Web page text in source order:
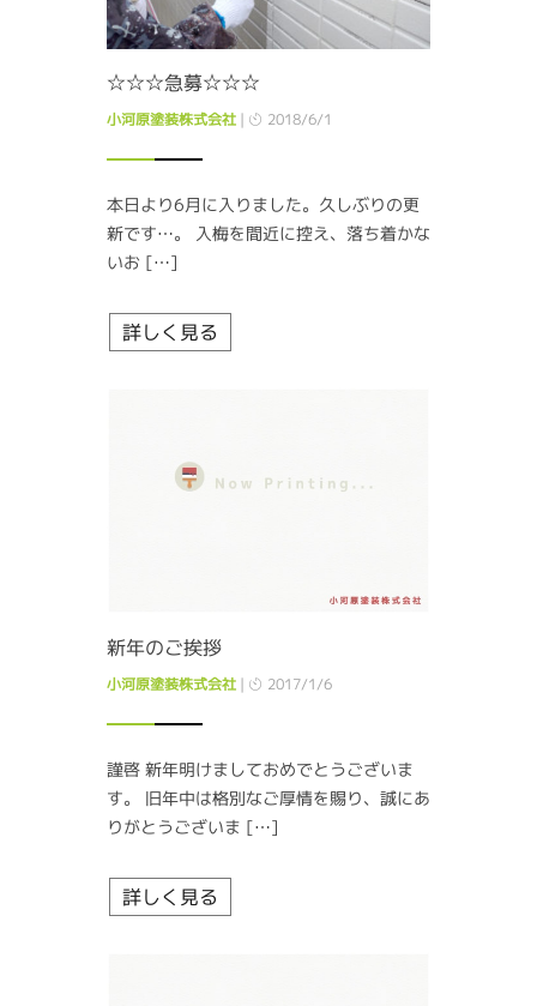
☆☆☆急募☆☆☆
小河原塗装株式会社 | 2018/6/1
本日より6月に入りました。久しぶりの更
新です…。 入梅を間近に控え、落ち着かな
いお […]
詳しく見る
新年のご挨拶
小河原塗装株式会社 | 2017/1/6
謹啓 新年明けましておめでとうございま
す。 旧年中は格別なご厚情を賜り、誠にあ
りがとうございま […]
詳しく見る